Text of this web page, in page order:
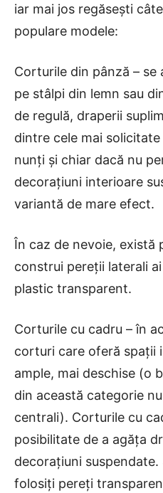
iar mai jos regăsești
populare modele:
Corturile din pânză – se
pe stâlpi din lemn sau
de regulă, draperii
dintre cele mai
nunți și chiar dacă nu
decorațiuni interioare
variantă de mare efect.
În caz de nevoie, există
construi pereții laterali
plastic transparent.
Corturile cu cadru – în
corturi care oferă spații
ample, mai deschise (o
din această categorie
centrali). Corturile cu
posibilitate de a agăța
decorațiuni
folosiți pereți